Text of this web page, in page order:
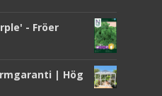
- Fröer
| Hög